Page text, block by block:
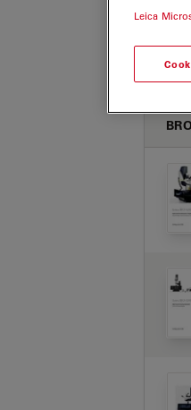
TCS
Leica